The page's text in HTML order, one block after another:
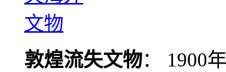
敦煌流失文物： 1900